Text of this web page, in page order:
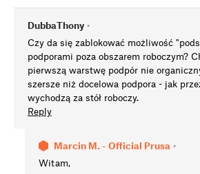
DubbaThony •
Czy da się zablokować możliwość
podporami poza obszarem roboczym?
pierwszą warstwę podpór nie
szersze niż docelowa podpora - jak
wychodzą za stół roboczy.
Reply
Marcin M. - Official Prusa •
Witam,